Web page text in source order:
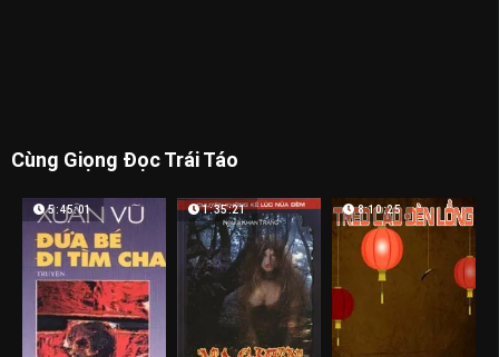
Cùng Giọng Đọc Trái Táo
5:45:01 1:35:21 8:10:25